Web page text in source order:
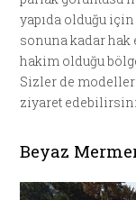
yapıda olduğu
sonuna kadar hak
hakim olduğu
Sizler de
ziyaret
Beyaz